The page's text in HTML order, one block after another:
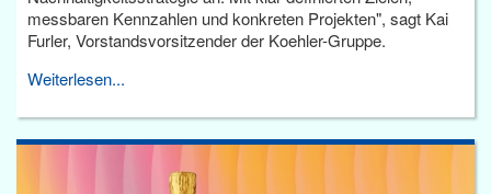
messbaren Kennzahlen und konkreten Projekten", sagt Kai
Furler, Vorstandsvorsitzender der Koehler-Gruppe.
Weiterlesen...